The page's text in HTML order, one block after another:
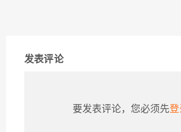
发表评论
要发表评论，您必须先登